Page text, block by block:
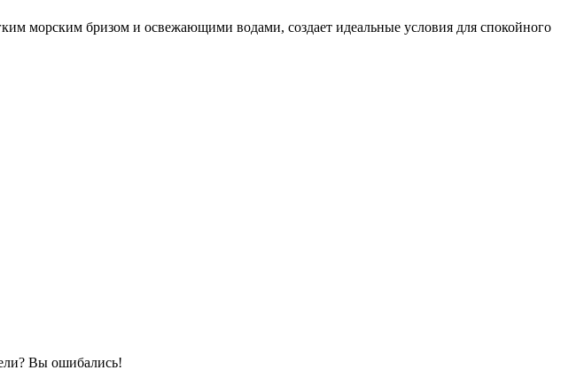
морским бризом и освежающими водами, создает идеальные условия для спокойного
Вы ошибались!